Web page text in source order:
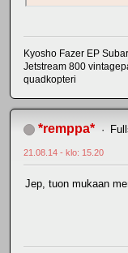
Kyosho Fazer EP
Jetstream 800
quadkopteri
*remppa*
21.08.14 - klo: 15.20
Jep, tuon mukaan